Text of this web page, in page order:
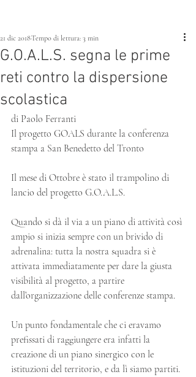
G.O.A.L.S. segna le prime
reti contro la dispersione
scolastica
21 dic 2018Tempo di lettura: 3 min
di Paolo Ferranti
Il progetto GOALS durante la conferenza
stampa a San Benedetto del Tronto
Il mese di Ottobre è stato il trampolino di
lancio del progetto G.O.A.L.S.
Quando si dà il via a un piano di attività così
ampio si inizia sempre con un brivido di
adrenalina: tutta la nostra squadra si è
attivata immediatamente per dare la giusta
visibilità al progetto, a partire
dall’organizzazione delle conferenze stampa.
Un punto fondamentale che ci eravamo
prefissati di raggiungere era infatti la
creazione di un piano sinergico con le
istituzioni del territorio, e da lì siamo partiti.